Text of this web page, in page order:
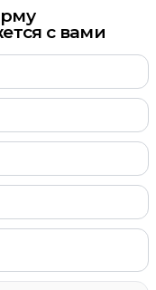
с вами